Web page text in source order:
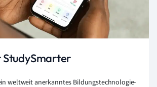
StudySmarter
weltweit anerkanntes Bildungstechnologie-